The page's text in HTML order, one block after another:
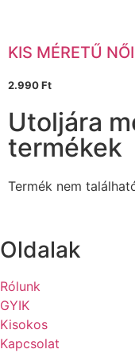
KIS MÉRETŰ
2.990Ft
Utoljára
termékek
Termék nem
Oldalak
Rólunk
GYIK
Kisokos
Kapcsolat